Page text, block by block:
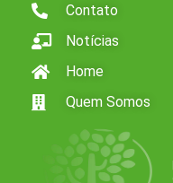
Contato
Notícias
Home
Quem Somos